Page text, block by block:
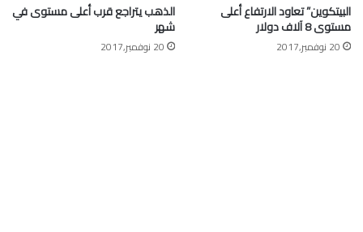
البيتكوين” تعاود الارتفاع أعلى
مستوى 8 آلاف دولار
20 نوفمبر,2017
الذهب يتراجع قرب أعلى مستوى في
شهر
20 نوفمبر,2017